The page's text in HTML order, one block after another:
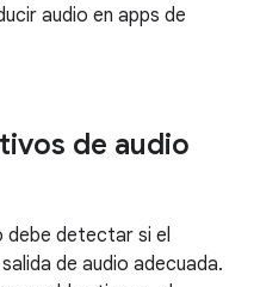
audio en apps de
de audio
debe detectar si el
de audio adecuada.